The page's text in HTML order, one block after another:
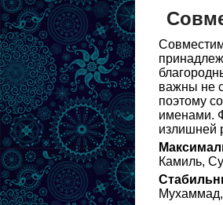
важны не
поэтому
именами.
излишней
Камиль,